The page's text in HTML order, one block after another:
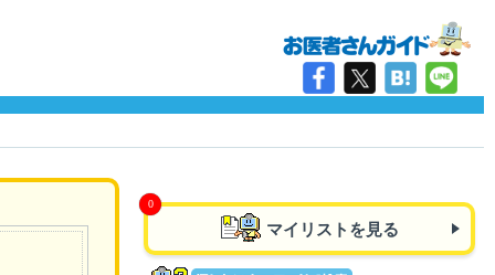
マイリストを見る